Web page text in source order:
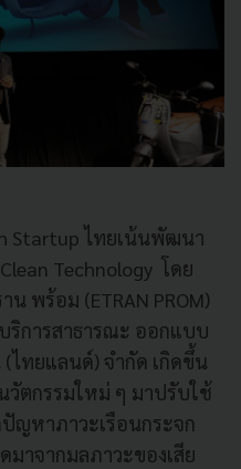
Startup ไทยเน้นพัฒนา
Technology โดย
น พร้อม (ETRAN PROM)
ริการสาธารณะ ออกแบบ
(ไทยแลนด์) จำกัด เกิดขึ้น
วัตกรรมใหม่ ๆ มาปรับใช้
ญหาภาวะเรือนกระจก
มาจากมลภาวะของเสีย